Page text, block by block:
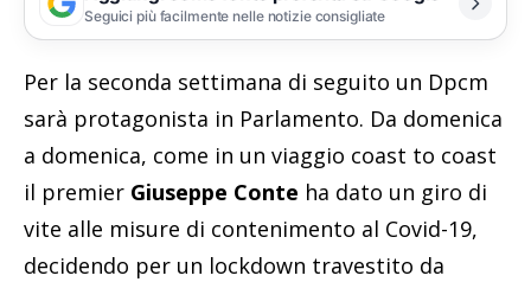
Seguici più facilmente nelle notizie consigliate
Per la seconda settimana di seguito un Dpcm
sarà protagonista in Parlamento. Da domenica
a domenica, come in un viaggio coast to coast
il premier Giuseppe Conte ha dato un giro di
vite alle misure di contenimento al Covid-19,
decidendo per un lockdown travestito da